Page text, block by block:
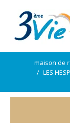
maison de
LES